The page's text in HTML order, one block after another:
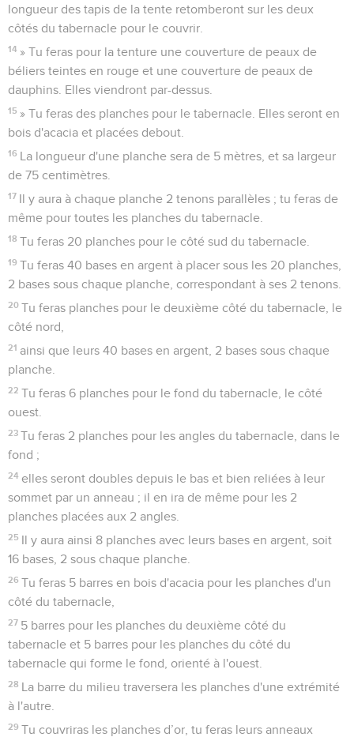
longueur des tapis de la tente retomberont sur les deux
côtés du tabernacle pour le couvrir.
14 » Tu feras pour la tenture une couverture de peaux de
béliers teintes en rouge et une couverture de peaux de
dauphins. Elles viendront par-dessus.
15 » Tu feras des planches pour le tabernacle. Elles seront en
bois d'acacia et placées debout.
16 La longueur d'une planche sera de 5 mètres, et sa largeur
de 75 centimètres.
17 Il y aura à chaque planche 2 tenons parallèles ; tu feras de
même pour toutes les planches du tabernacle.
18 Tu feras 20 planches pour le côté sud du tabernacle.
19 Tu feras 40 bases en argent à placer sous les 20 planches,
2 bases sous chaque planche, correspondant à ses 2 tenons.
20 Tu feras planches pour le deuxième côté du tabernacle, le
côté nord,
21 ainsi que leurs 40 bases en argent, 2 bases sous chaque
planche.
22 Tu feras 6 planches pour le fond du tabernacle, le côté
ouest.
23 Tu feras 2 planches pour les angles du tabernacle, dans le
fond ;
24 elles seront doubles depuis le bas et bien reliées à leur
sommet par un anneau ; il en ira de même pour les 2
planches placées aux 2 angles.
25 Il y aura ainsi 8 planches avec leurs bases en argent, soit
16 bases, 2 sous chaque planche.
26 Tu feras 5 barres en bois d'acacia pour les planches d'un
côté du tabernacle,
27 5 barres pour les planches du deuxième côté du
tabernacle et 5 barres pour les planches du côté du
tabernacle qui forme le fond, orienté à l'ouest.
28 La barre du milieu traversera les planches d'une extrémité
à l'autre.
29 Tu couvriras les planches d’or, tu feras leurs anneaux